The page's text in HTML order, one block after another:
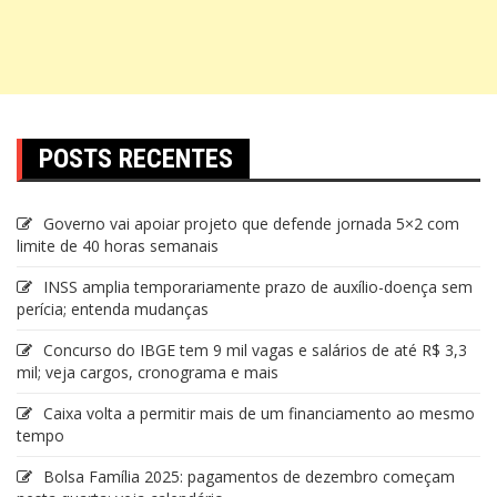
POSTS RECENTES
Governo vai apoiar projeto que defende jornada 5×2 com
limite de 40 horas semanais
INSS amplia temporariamente prazo de auxílio-doença sem
perícia; entenda mudanças
Concurso do IBGE tem 9 mil vagas e salários de até R$ 3,3
mil; veja cargos, cronograma e mais
Caixa volta a permitir mais de um financiamento ao mesmo
tempo
Bolsa Família 2025: pagamentos de dezembro começam